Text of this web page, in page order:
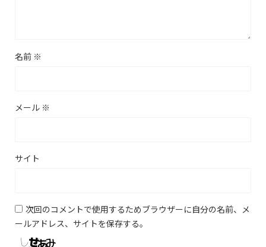
名前 ※
メール ※
サイト
次回のコメントで使用するためブラウザーに自分の名前、メ
ールアドレス、サイトを保存する。